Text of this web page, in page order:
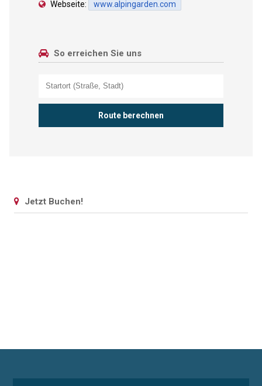
Webseite:
www.alpingarden.com
So erreichen Sie uns
Jetzt Buchen!